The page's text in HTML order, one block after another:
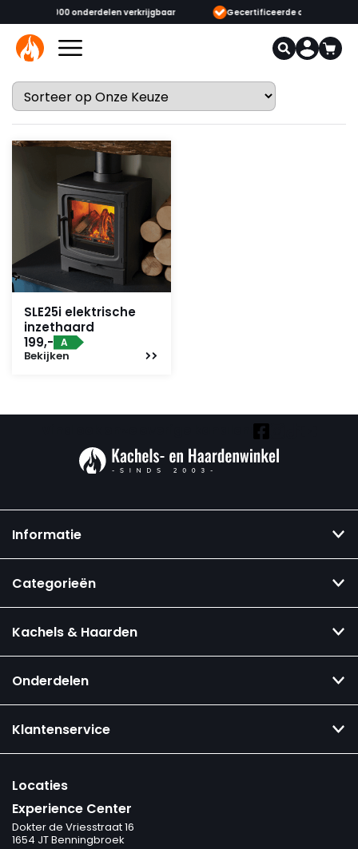
verkrijgbaar Gecertificeerde opgeleide adviseurs &
SLE25i elektrische
inzethaard
199,- A
Bekijken
Informatie
Categorieën
Kachels & Haarden
Onderdelen
Klantenservice
Locaties
Experience Center
Dokter de Vriesstraat 16
1654 JT Benningbroek